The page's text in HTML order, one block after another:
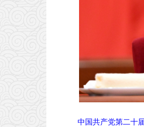
中国共产党第二十